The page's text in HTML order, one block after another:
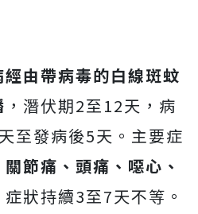
經由帶病毒的白線斑蚊
，潛伏期2至12天，病
至發病後5天。主要症
節痛、頭痛、噁心、
症狀持續3至7天不等。